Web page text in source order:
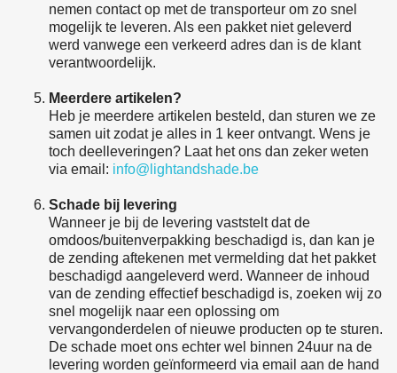
nemen contact op met de transporteur om zo snel
mogelijk te leveren. Als een pakket niet geleverd
werd vanwege een verkeerd adres dan is de klant
verantwoordelijk.
Meerdere artikelen?
Heb je meerdere artikelen besteld, dan sturen we ze
samen uit zodat je alles in 1 keer ontvangt. Wens je
toch deelleveringen? Laat het ons dan zeker weten
via email: info@lightandshade.be
Schade bij levering
Wanneer je bij de levering vaststelt dat de
omdoos/buitenverpakking beschadigd is, dan kan je
de zending aftekenen met vermelding dat het pakket
beschadigd aangeleverd werd. Wanneer de inhoud
van de zending effectief beschadigd is, zoeken wij zo
snel mogelijk naar een oplossing om
vervangonderdelen of nieuwe producten op te sturen.
De schade moet ons echter wel binnen 24uur na de
levering worden geïnformeerd via email aan de hand